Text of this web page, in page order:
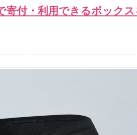
寄付・利用できるボック